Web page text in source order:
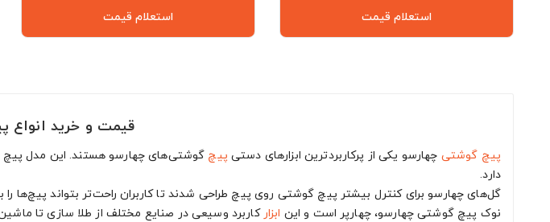
استعلام قیمت استعلام قیمت
قیمت و خرید انواع
پیچ گوشتی چهارسو یکی از پرکاربردترین ابزارهای دستی پیچ گوشتی‌های چهارسو هستند. این مدل پیچ‌
دارد.
گل‌های چهارسو برای کنترل بیشتر پیچ‌ گوشتی روی پیچ طراحی شدند تا کاربران راحت‌تر بتواند پیچ‌ها
نوک پیچ‌ گوشتی‌ چهارسو، چهارپر است و این ابزار کاربرد وسیعی در صنایع مختلف از طلا سازی تا